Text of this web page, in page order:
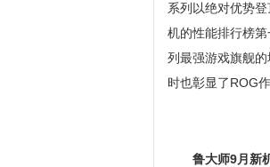
系列以绝对优势
机的性能排行榜
列最强游戏旗舰
时也彰显了ROG
鲁大师9月新